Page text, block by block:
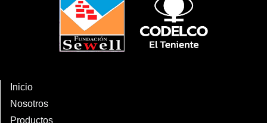
Inicio
Nosotros
Productos